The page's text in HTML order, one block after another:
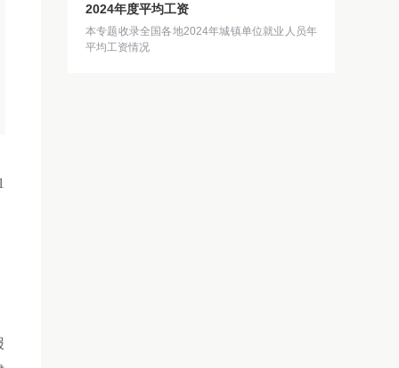
2024年度平均工资
本专题收录全国各地2024年城镇单位就业人员年
平均工资情况